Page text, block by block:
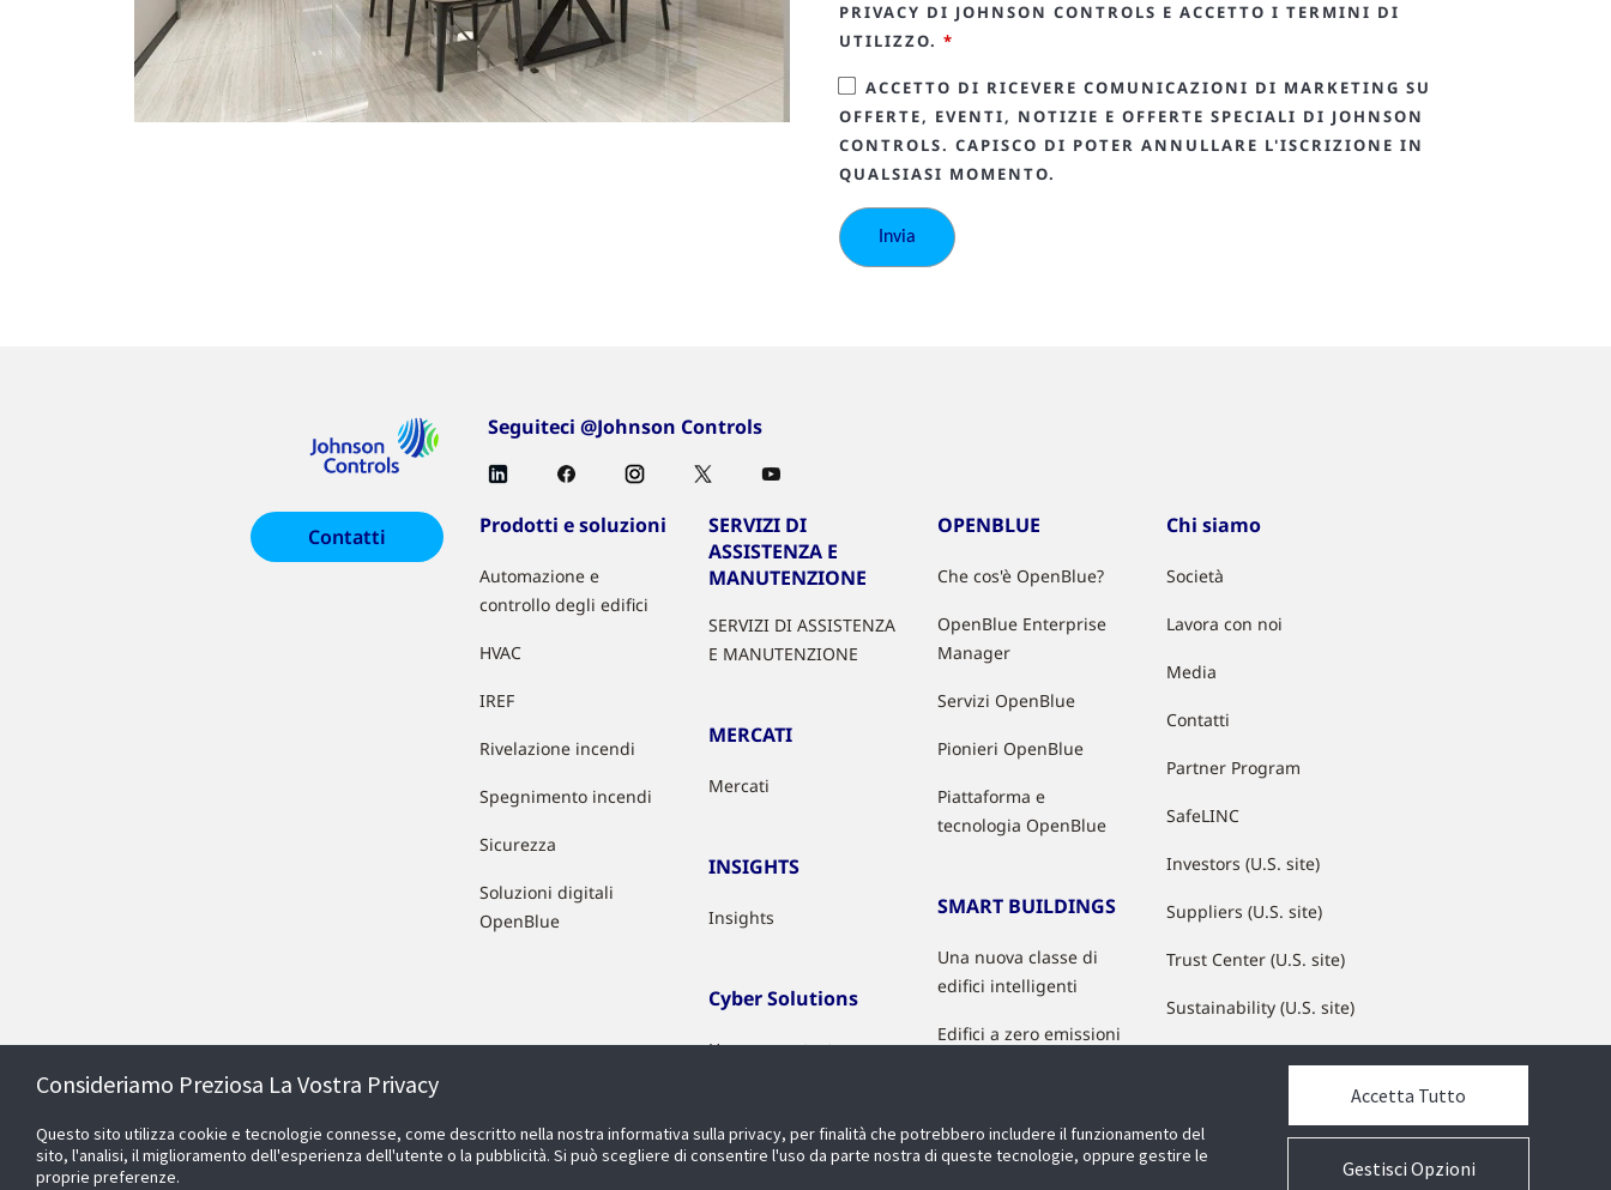
PRIVACY DI JOHNSON CONTROLS E ACCETTO I TERMINI DI
UTILIZZO. *
ACCETTO DI RICEVERE COMUNICAZIONI DI MARKETING SU
OFFERTE, EVENTI, NOTIZIE E OFFERTE SPECIALI DI JOHNSON
CONTROLS. CAPISCO DI POTER ANNULLARE L'ISCRIZIONE IN
QUALSIASI MOMENTO.
Seguiteci @Johnson Controls
Contatti Prodotti e soluzioni
Automazione e
controllo degli edifici
HVAC
IREF
Rivelazione incendi
Spegnimento incendi
Sicurezza
Soluzioni digitali
OpenBlue
SERVIZI DI
ASSISTENZA E
MANUTENZIONE
SERVIZI DI ASSISTENZA
E MANUTENZIONE
MERCATI
Mercati
INSIGHTS
Insights
Cyber Solutions
How we protect you
Product Security
Advisories (ENG)
OPENBLUE
Che cos'è OpenBlue?
OpenBlue Enterprise
Manager
Servizi OpenBlue
Pionieri OpenBlue
Piattaforma e
tecnologia OpenBlue
SMART BUILDINGS
Una nuova classe di
edifici intelligenti
Edifici a zero emissioni
Qualità dell'aria interna
Chi siamo
Società
Lavora con noi
Media
Contatti
Partner Program
SafeLINC
Investors (U.S. site)
Suppliers (U.S. site)
Trust Center (U.S. site)
Sustainability (U.S. site)
Consideriamo Preziosa La Vostra Privacy
Questo sito utilizza cookie e tecnologie connesse, come descritto nella nostra informativa sulla privacy, per finalità che potrebbero includere il funzionamento del
sito, l'analisi, il miglioramento dell'esperienza dell'utente o la pubblicità. Si può scegliere di consentire l'uso da parte nostra di queste tecnologie, oppure gestire le
proprie preferenze.
Gestisci Opzioni
Accetta Tutto